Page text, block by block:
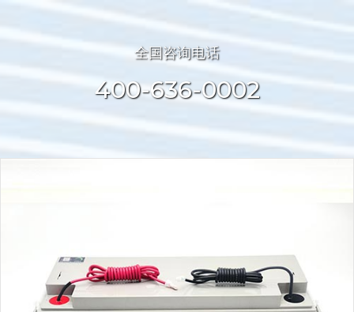
全国咨询电话
400-636-0002